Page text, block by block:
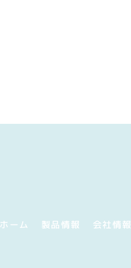
ホーム 製品情報 会社情報